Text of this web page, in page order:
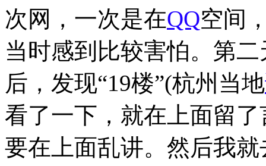
次网，一次是在QQ空间
当时感到比较害怕。第
后，发现“19楼”(杭州当地
看了一下，就在上面留
要在上面乱讲。然后我